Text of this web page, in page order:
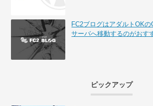
FC2ブログはアダルトOK
サーバへ移動するのがおす
ピックアップ